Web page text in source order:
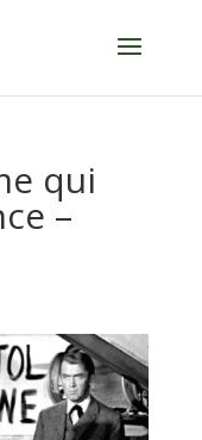
qui
–